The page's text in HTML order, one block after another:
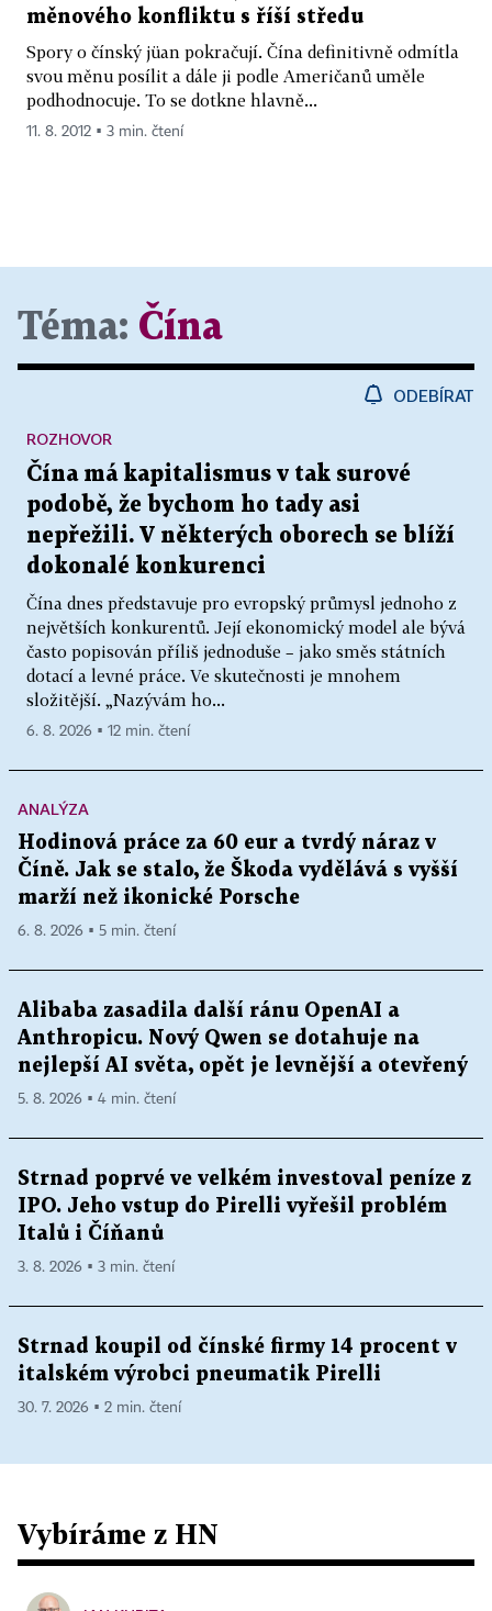
měnového konfliktu s říší středu
Spory o čínský jüan pokračují. Čína definitivně odmítla
svou měnu posílit a dále ji podle Američanů uměle
podhodnocuje. To se dotkne hlavně...
11. 8. 2012 ▪ 3 min. čtení
Téma: Čína
ODEBÍRAT
Čína má kapitalismus v tak surové
podobě, že bychom ho tady asi
nepřežili. V některých oborech se blíží
dokonalé konkurenci
Čína dnes představuje pro evropský průmysl jednoho z
největších konkurentů. Její ekonomický model ale bývá
často popisován příliš jednoduše – jako směs státních
dotací a levné práce. Ve skutečnosti je mnohem
složitější. „Nazývám ho...
ROZHOVOR
6. 8. 2026 ▪ 12 min. čtení
ANALÝZA
Hodinová práce za 60 eur a tvrdý náraz v
Číně. Jak se stalo, že Škoda vydělává s vyšší
marží než ikonické Porsche
6. 8. 2026 ▪ 5 min. čtení
Alibaba zasadila další ránu OpenAI a
Anthropicu. Nový Qwen se dotahuje na
nejlepší AI světa, opět je levnější a otevřený
5. 8. 2026 ▪ 4 min. čtení
Strnad poprvé ve velkém investoval peníze z
IPO. Jeho vstup do Pirelli vyřešil problém
Italů i Číňanů
3. 8. 2026 ▪ 3 min. čtení
Strnad koupil od čínské firmy 14 procent v
italském výrobci pneumatik Pirelli
30. 7. 2026 ▪ 2 min. čtení
Vybíráme z HN